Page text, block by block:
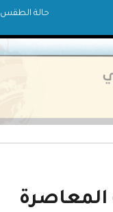
حالة الطقس
المعاصرة